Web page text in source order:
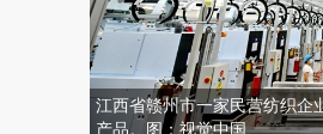
江西省赣州市一家民营纺织企
产品。图：视觉中国